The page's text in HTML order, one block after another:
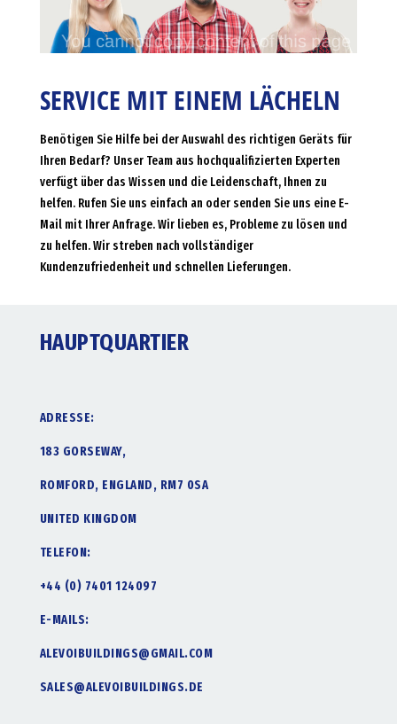
SERVICE MIT EINEM LÄCHELN
Benötigen Sie Hilfe bei der Auswahl des richtigen Geräts für
Ihren Bedarf? Unser Team aus hochqualifizierten Experten
verfügt über das Wissen und die Leidenschaft, Ihnen zu
helfen. Rufen Sie uns einfach an oder senden Sie uns eine E-
Mail mit Ihrer Anfrage. Wir lieben es, Probleme zu lösen und
zu helfen. Wir streben nach vollständiger
Kundenzufriedenheit und schnellen Lieferungen.
HAUPTQUARTIER
ADRESSE:
183 GORSEWAY,
ROMFORD, ENGLAND, RM7 0SA
UNITED KINGDOM
TELEFON:
+44 (0) 7401 124097
E-MAILS:
ALEVOIBUILDINGS@GMAIL.COM
SALES@ALEVOIBUILDINGS.DE